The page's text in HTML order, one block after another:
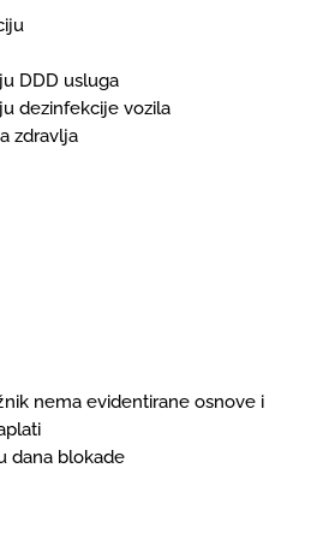
DDD usluga
dezinfekcije vozila
zdravlja
nema evidentirane osnove i
dana blokade